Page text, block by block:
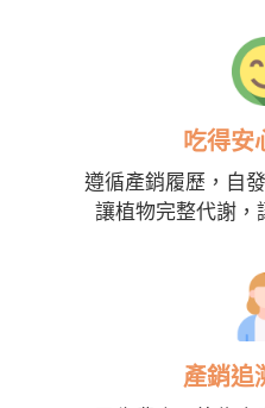
吃得安
遵循產銷履歷，自
讓植物完整代謝，
產銷追